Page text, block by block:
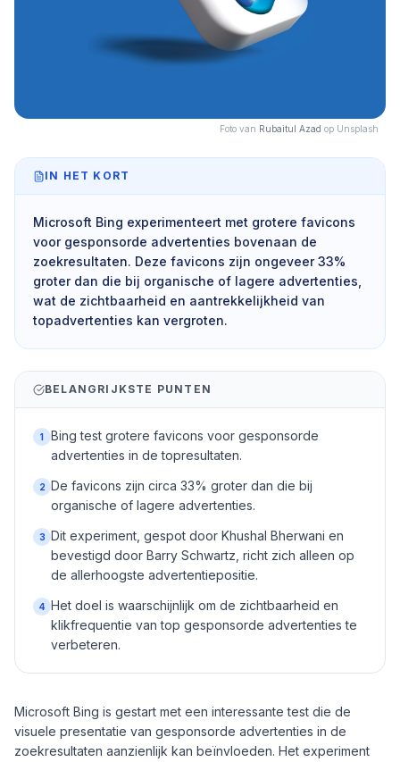
Foto van Rubaitul Azad op Unsplash
IN HET KORT
Microsoft Bing experimenteert met grotere favicons
voor gesponsorde advertenties bovenaan de
zoekresultaten. Deze favicons zijn ongeveer 33%
groter dan die bij organische of lagere advertenties,
wat de zichtbaarheid en aantrekkelijkheid van
topadvertenties kan vergroten.
BELANGRIJKSTE PUNTEN
1
Bing test grotere favicons voor gesponsorde
advertenties in de topresultaten.
2 De favicons zijn circa 33% groter dan die bij
organische of lagere advertenties.
3 Dit experiment, gespot door Khushal Bherwani en
bevestigd door Barry Schwartz, richt zich alleen op
de allerhoogste advertentiepositie.
4 Het doel is waarschijnlijk om de zichtbaarheid en
klikfrequentie van top gesponsorde advertenties te
verbeteren.
Microsoft Bing is gestart met een interessante test die de
visuele presentatie van gesponsorde advertenties in de
zoekresultaten aanzienlijk kan beïnvloeden. Het experiment